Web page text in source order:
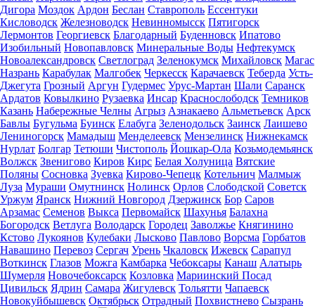
Дигора Моздок Ардон Беслан Ставрополь Ессентуки
Кисловодск Железноводск Невинномысск Пятигорск
Лермонтов Георгиевск Благодарный Буденновск Ипатово
Изобильный Новопавловск Минеральные Воды Нефтекумск
Новоалександровск Светлоград Зеленокумск Михайловск Магас
Назрань Карабулак Малгобек Черкесск Карачаевск Теберда Усть-
Джегута Грозный Аргун Гудермес Урус-Мартан Шали Саранск
Ардатов Ковылкино Рузаевка Инсар Краснослободск Темников
Казань Набережные Челны Агрыз Азнакаево Альметьевск Арск
Бавлы Бугульма Буинск Елабуга Зеленодольск Заинск Лаишево
Лениногорск Мамадыш Менделеевск Мензелинск Нижнекамск
Нурлат Болгар Тетюши Чистополь Йошкар-Ола Козьмодемьянск
Волжск Звенигово Киров Кирс Белая Холуница Вятские
Поляны Сосновка Зуевка Кирово-Чепецк Котельнич Малмыж
Луза Мураши Омутнинск Нолинск Орлов Слободской Советск
Уржум Яранск Нижний Новгород Дзержинск Бор Саров
Арзамас Семенов Выкса Первомайск Шахунья Балахна
Богородск Ветлуга Володарск Городец Заволжье Княгинино
Кстово Лукоянов Кулебаки Лысково Павлово Ворсма Горбатов
Навашино Перевоз Сергач Урень Чкаловск Ижевск Сарапул
Воткинск Глазов Можга Камбарка Чебоксары Канаш Алатырь
Шумерля Новочебоксарск Козловка Мариинский Посад
Цивильск Ядрин Самара Жигулевск Тольятти Чапаевск
Новокуйбышевск Октябрьск Отрадный Похвистнево Сызрань